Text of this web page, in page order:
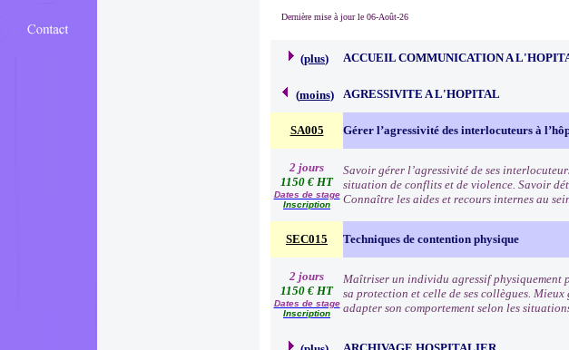
Dernière mise à jour le 06-Août-26
(plus) ACCUEIL COMMUNICATION A
(moins) AGRESSIVITE A L'HOPITAL
SA005 Gérer l’agressivité des interlocuteurs à
2 jours
1150 € HT
Dates de stage
Inscription
Savoir gérer l’agressivité de ses
situation de conflits et de violence. Savoir
Connaître les aides et recours internes au
SEC015 Techniques de contention physique
2 jours
1150 € HT
Dates de stage
Inscription
Maîtriser un individu agressif physiquement
sa protection et celle de ses collègues.
adapter son comportement selon les